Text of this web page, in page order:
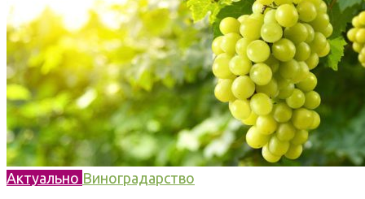
Актуально Виноградарство